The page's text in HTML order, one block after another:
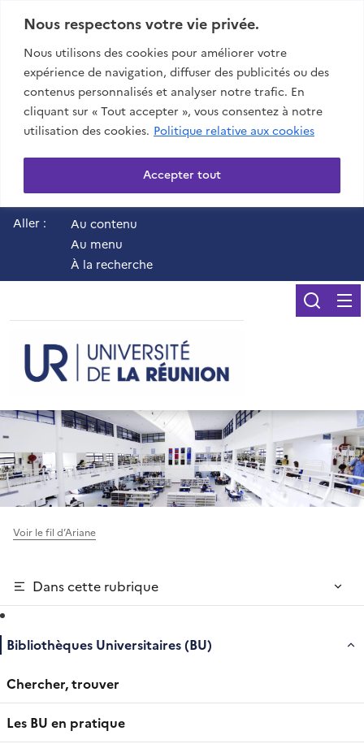
Nous respectons votre vie privée.
Nous utilisons des cookies pour améliorer votre
expérience de navigation, diffuser des publicités ou des
contenus personnalisés et analyser notre trafic. En
cliquant sur « Tout accepter », vous consentez à notre
utilisation des cookies. Politique relative aux cookies
Accepter tout
Aller :
Au contenu
Au menu
À la recherche
Voir le fil d’Ariane
Dans cette rubrique
Bibliothèques Universitaires (BU)
Chercher, trouver
Les BU en pratique